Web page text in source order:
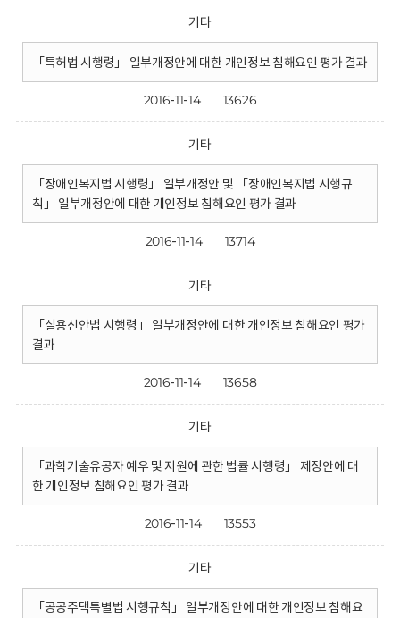
기타
「특허법 시행령」 일부개정안에 대한 개인정보 침해요인 평가 결과
2016-11-14 13626
기타
「장애인복지법 시행령」 일부개정안 및 「장애인복지법 시행규
칙」 일부개정안에 대한 개인정보 침해요인 평가 결과
2016-11-14 13714
기타
「실용신안법 시행령」 일부개정안에 대한 개인정보 침해요인 평가
결과
2016-11-14 13658
기타
「과학기술유공자 예우 및 지원에 관한 법률 시행령」 제정안에 대
한 개인정보 침해요인 평가 결과
2016-11-14 13553
기타
「공공주택특별법 시행규칙」 일부개정안에 대한 개인정보 침해요